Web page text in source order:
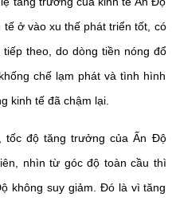
ở vào xu thế phát triển tốt, có
theo, do dòng tiền nóng đổ
chế lạm phát và tình hình
kinh tế đã chậm lại.
tốc độ tăng trưởng của Ấn Độ
nhìn từ góc độ toàn cầu thì
không suy giảm. Đó là vì tăng